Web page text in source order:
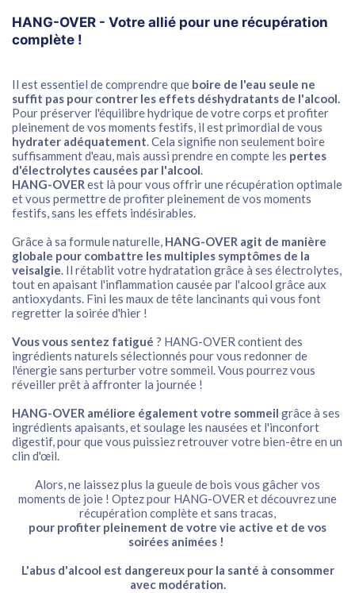
HANG-OVER - Votre allié pour une récupération
complète !
Il est essentiel de comprendre que boire de l'eau seule ne
suffit pas pour contrer les effets déshydratants de l'alcool.
Pour préserver l'équilibre hydrique de votre corps et profiter
pleinement de vos moments festifs, il est primordial de vous
hydrater adéquatement. Cela signifie non seulement boire
suffisamment d'eau, mais aussi prendre en compte les pertes
d'électrolytes causées par l'alcool.
HANG-OVER est là pour vous offrir une récupération optimale
et vous permettre de profiter pleinement de vos moments
festifs, sans les effets indésirables.
Grâce à sa formule naturelle, HANG-OVER agit de manière
globale pour combattre les multiples symptômes de la
veisalgie. Il rétablit votre hydratation grâce à ses électrolytes,
tout en apaisant l'inflammation causée par l'alcool grâce aux
antioxydants. Fini les maux de tête lancinants qui vous font
regretter la soirée d'hier !
Vous vous sentez fatigué ? HANG-OVER contient des
ingrédients naturels sélectionnés pour vous redonner de
l'énergie sans perturber votre sommeil. Vous pourrez vous
réveiller prêt à affronter la journée !
HANG-OVER améliore également votre sommeil grâce à ses
ingrédients apaisants, et soulage les nausées et l'inconfort
digestif, pour que vous puissiez retrouver votre bien-être en un
clin d'œil.
Alors, ne laissez plus la gueule de bois vous gâcher vos
moments de joie ! Optez pour HANG-OVER et découvrez une
récupération complète et sans tracas,
pour profiter pleinement de votre vie active et de vos
soirées animées !
L'abus d'alcool est dangereux pour la santé à consommer
avec modération.